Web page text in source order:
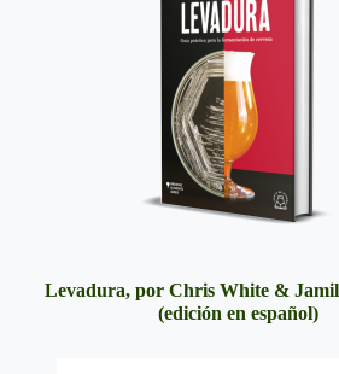
Levadura, por Chris White &
(edición en español)